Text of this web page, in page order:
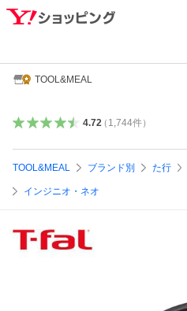
TOOL&MEAL
4.72（ 1,744件）
TOOL&MEAL ブランド別 た行
インジニオ・ネオ